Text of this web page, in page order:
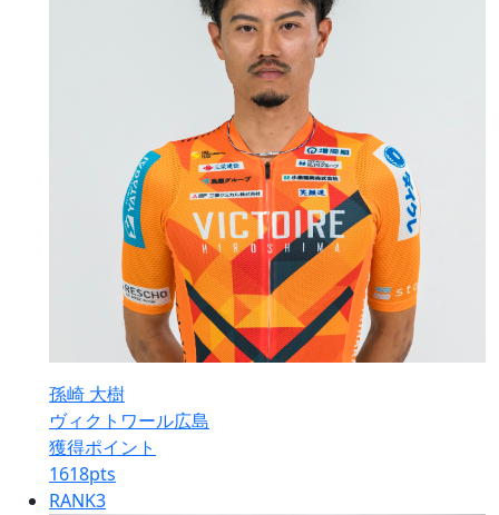
孫崎 大樹
ヴィクトワール広島
獲得ポイント
1618pts
RANK3